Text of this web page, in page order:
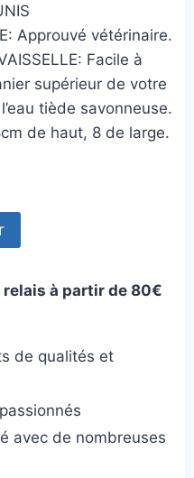
Approuvé vétérinaire.
Facile à
supérieur de votre
tiède savonneuse.
de haut, 8 de large.
à partir de 80€
de qualités et
avec de nombreuses